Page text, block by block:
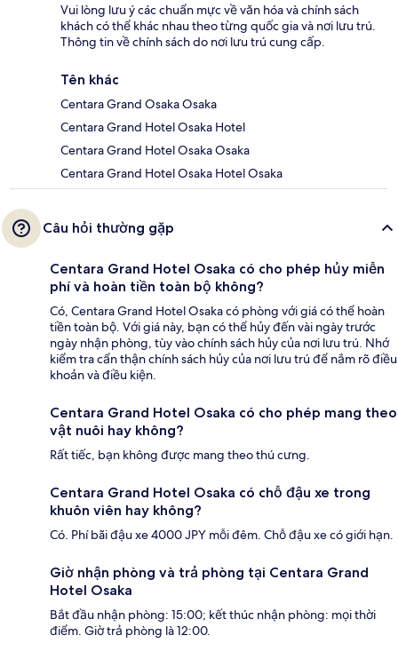
Vui lòng lưu ý các chuẩn mực về văn hóa và chính sách
khách có thể khác nhau theo từng quốc gia và nơi lưu trú.
Thông tin về chính sách do nơi lưu trú cung cấp.
Tên khác
Centara Grand Osaka Osaka
Centara Grand Hotel Osaka Hotel
Centara Grand Hotel Osaka Osaka
Centara Grand Hotel Osaka Hotel Osaka
Câu hỏi thường gặp
Centara Grand Hotel Osaka có cho phép hủy miễn
phí và hoàn tiền toàn bộ không?
Có, Centara Grand Hotel Osaka có phòng với giá có thể hoàn
tiền toàn bộ. Với giá này, bạn có thể hủy đến vài ngày trước
ngày nhận phòng, tùy vào chính sách hủy của nơi lưu trú. Nhớ
kiểm tra cẩn thận chính sách hủy của nơi lưu trú để nắm rõ điều
khoản và điều kiện.
Centara Grand Hotel Osaka có cho phép mang theo
vật nuôi hay không?
Rất tiếc, bạn không được mang theo thú cưng.
Centara Grand Hotel Osaka có chỗ đậu xe trong
khuôn viên hay không?
Có. Phí bãi đậu xe 4000 JPY mỗi đêm. Chỗ đậu xe có giới hạn.
Giờ nhận phòng và trả phòng tại Centara Grand
Hotel Osaka
Bắt đầu nhận phòng: 15:00; kết thúc nhận phòng: mọi thời
điểm. Giờ trả phòng là 12:00.